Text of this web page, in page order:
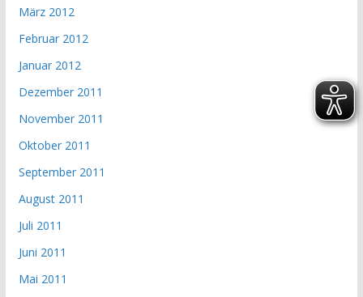
März 2012
Februar 2012
Januar 2012
Dezember 2011
November 2011
Oktober 2011
September 2011
August 2011
Juli 2011
Juni 2011
Mai 2011